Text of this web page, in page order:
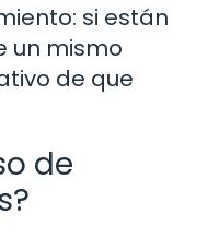
si están
un mismo
de que
de